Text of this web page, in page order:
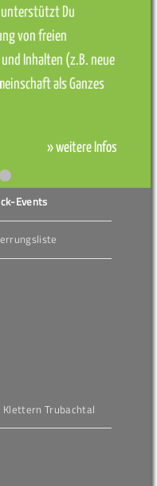
unterstützt Du
von freien
Inhalten (z.B. neue
als Ganzes
» weitere Infos
Events
Klettern Trubachtal